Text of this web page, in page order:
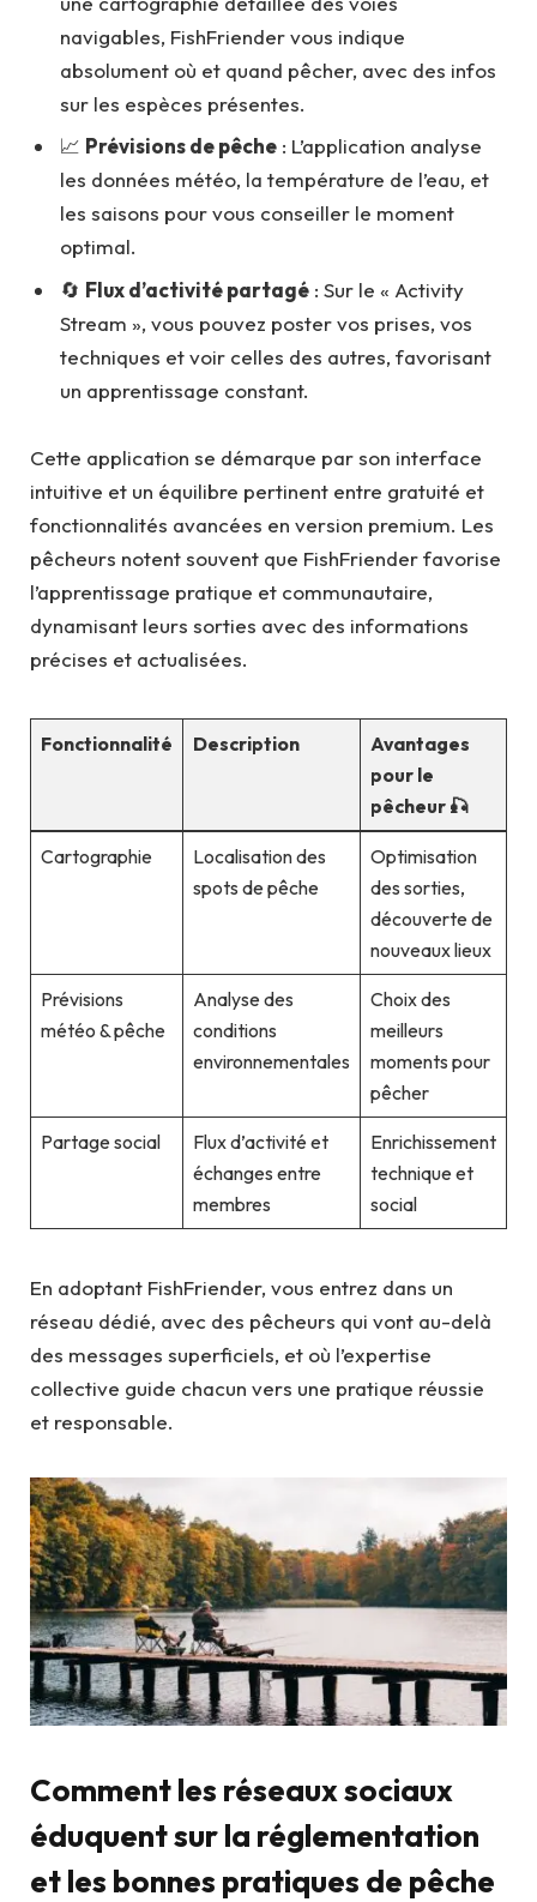
navigables, FishFriender vous indique
absolument où et quand pêcher, avec des infos
sur les espèces présentes.
📈 Prévisions de pêche : L’application analyse
les données météo, la température de l’eau, et
les saisons pour vous conseiller le moment
optimal.
🔄 Flux d’activité partagé : Sur le « Activity
Stream », vous pouvez poster vos prises, vos
techniques et voir celles des autres, favorisant
un apprentissage constant.
Cette application se démarque par son interface
intuitive et un équilibre pertinent entre gratuité et
fonctionnalités avancées en version premium. Les
pêcheurs notent souvent que FishFriender favorise
l’apprentissage pratique et communautaire,
dynamisant leurs sorties avec des informations
précises et actualisées.
Fonctionnalité Description
Avantages
pour le
pêcheur 🎣
Cartographie
Localisation des
spots de pêche
Optimisation
des sorties,
découverte de
nouveaux lieux
Prévisions
météo & pêche
Analyse des
conditions
environnementales
Choix des
meilleurs
moments pour
pêcher
Partage social
Flux d’activité et
échanges entre
membres
Enrichissement
technique et
social
En adoptant FishFriender, vous entrez dans un
réseau dédié, avec des pêcheurs qui vont au-delà
des messages superficiels, et où l’expertise
collective guide chacun vers une pratique réussie
et responsable.
Comment les réseaux sociaux
éduquent sur la réglementation
et les bonnes pratiques de pêche